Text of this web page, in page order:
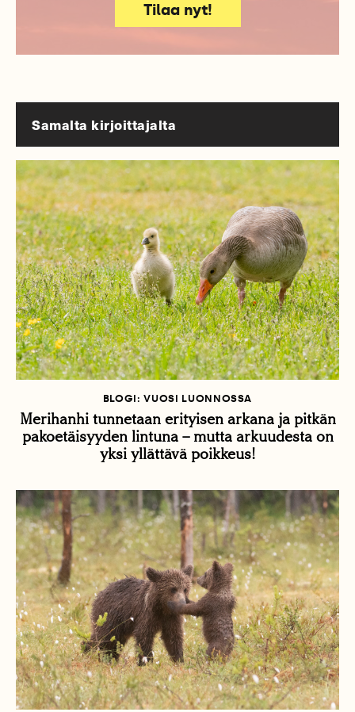
Tilaa nyt!
Samalta kirjoittajalta
BLOGI: VUOSI LUONNOSSA
Merihanhi tunnetaan erityisen arkana ja pitkän
pakoetäisyyden lintuna – mutta arkuudesta on
yksi yllättävä poikkeus!